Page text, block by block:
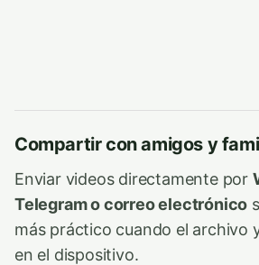
Compartir con amigos y
Enviar videos directamente por
Telegram o correo electrónico
más práctico cuando el archivo
en el dispositivo.